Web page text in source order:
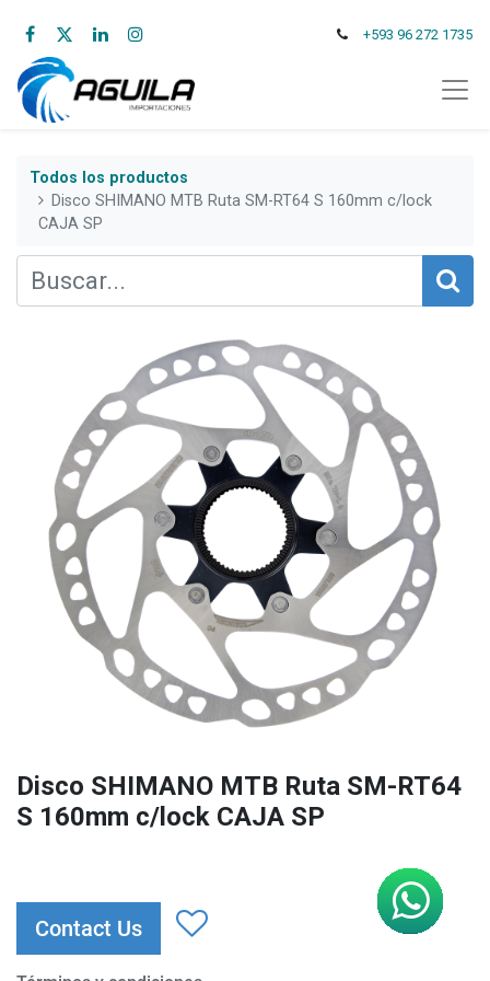
+593 96 272 1735
Todos los productos
Disco SHIMANO MTB Ruta SM-RT64 S 160mm c/lock
CAJA SP
Disco SHIMANO MTB Ruta SM-RT64
S 160mm c/lock CAJA SP
Contact Us